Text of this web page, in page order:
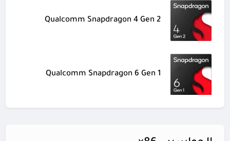
Qualcomm Snapdragon 4 Gen 2
Qualcomm Snapdragon 6 Gen 1